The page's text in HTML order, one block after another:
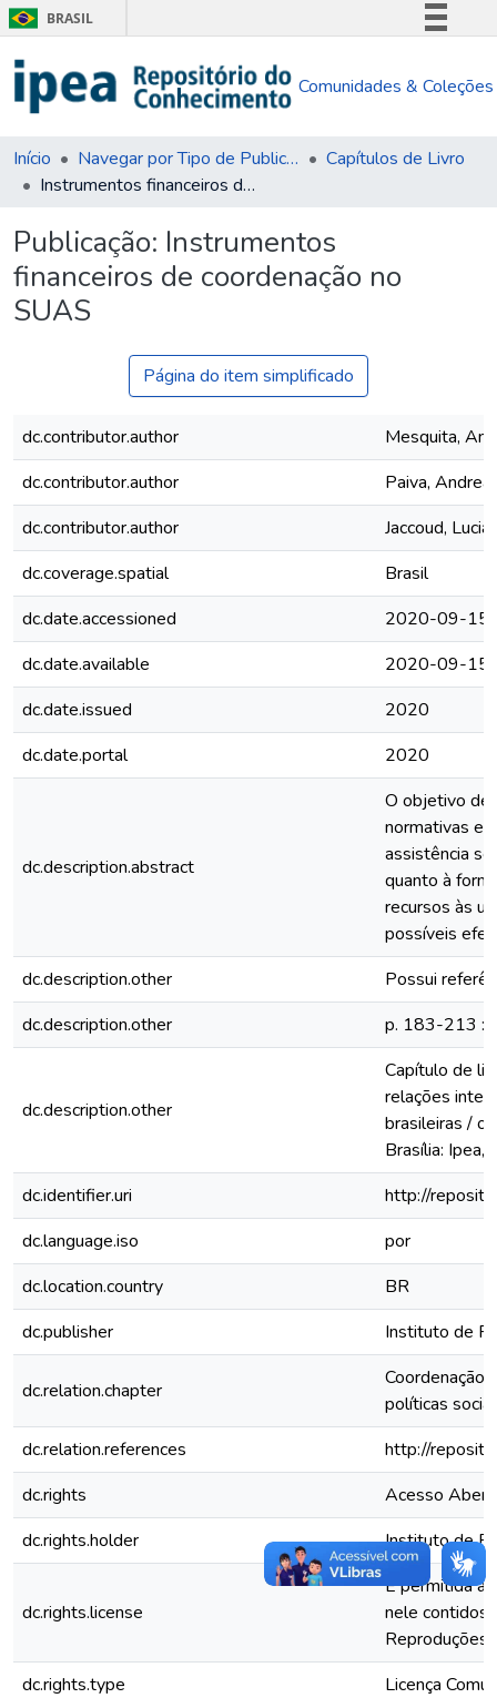
BRASIL
Comunica BR
Acesso à informação
Comunidades & Coleções
Início Navegar por Tipo de Publicação
Capítulos de Livro
Instrumentos financeiros de coordenação no SUAS
Publicação: Instrumentos
financeiros de coordenação no
SUAS
Página do item simplificado
dc.contributor.author
Mesquita,
dc.contributor.author
Paiva,
dc.contributor.author
Jaccoud,
dc.coverage.spatial
Brasil
dc.date.accessioned
2020-09-
dc.date.available
2020-09-
dc.date.issued
2020
dc.date.portal
2020
dc.description.abstract
O objetivo
normativas e
assistência
quanto à
recursos às
possíveis
dc.description.other
Possui
dc.description.other
p. 183-213 :
dc.description.other
Capítulo de
relações
brasileiras /
Brasília: Ipea,
dc.identifier.uri
http://
dc.language.iso
por
dc.location.country
BR
dc.publisher
Instituto de
dc.relation.chapter
Coordenação
políticas
dc.relation.references
http://
dc.rights
Acesso
dc.rights.holder
Instituto de
dc.rights.license
É permitida a
nele
Reproduções
dc.rights.type
Licença